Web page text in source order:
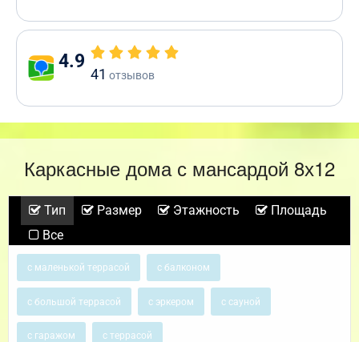
4.9
41 отзывов
Каркасные дома с мансардой 8х12
Тип Размер Этажность
Площадь
Все
с маленькой террасой с балконом
с большой террасой с эркером с сауной
с гаражом с террасой